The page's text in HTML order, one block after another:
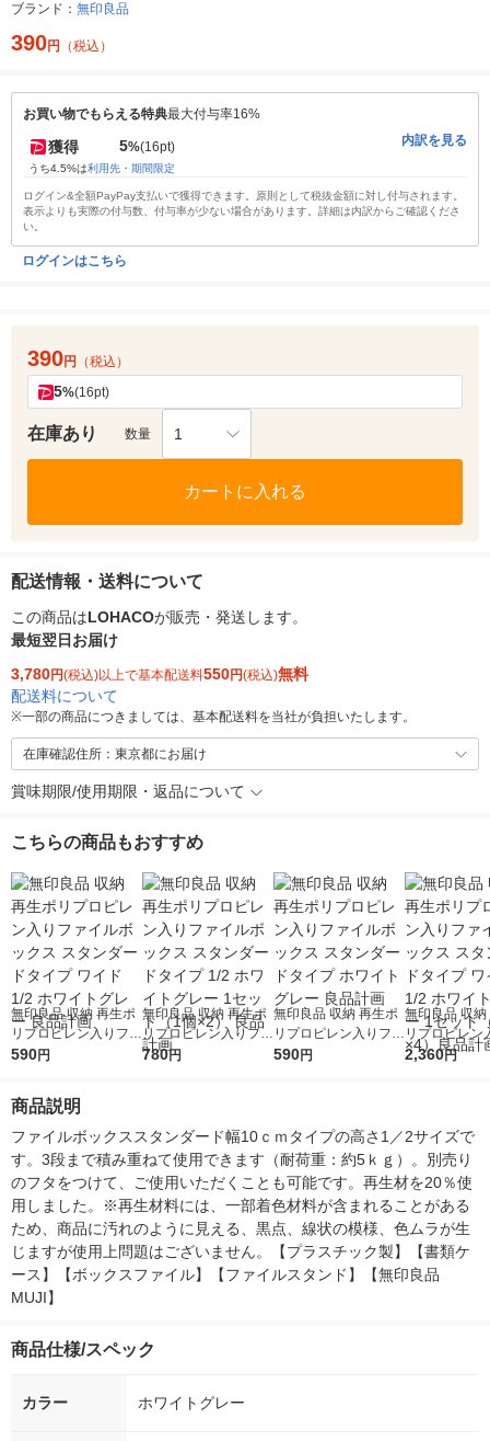
ブランド： 無印良品
390円 （税込）
お買い物でもらえる特典最大付与率16%
獲得 5%(16pt)
うち4.5%は利用先・期間限定
内訳を見る
ログイン&全額PayPay支払いで獲得できます。原則として税抜金額に対し付与されます。
表示よりも実際の付与数、付与率が少ない場合があります。詳細は内訳からご確認くださ
い。
ログインはこちら
390円 （税込）
5%(16pt)
在庫あり 数量 1
カートに入れる
配送情報・送料について
この商品はLOHACOが販売・発送します。
最短翌日お届け
3,780円(税込)以上で基本配送料550円(税込)無料
配送料について
※一部の商品につきましては、基本配送料を当社が負担いたします。
在庫確認住所：東京都にお届け
賞味期限/使用期限・返品について
こちらの商品もおすすめ
無印良品 収納 再生ポ
リプロピレン入りファ
イルボックス スタン
品計画
590円
無印良品 収納 再生ポ
リプロピレン入りファ
イルボックス スタン
780円
無印良品 収納 再生ポ
リプロピレン入りファ
イルボックス スタン
590円
無印良品 収納
リプロピレン
イルボックス
計画
2,360円
商品説明
ファイルボックススタンダード幅10ｃｍタイプの高さ1／2サイズで
す。3段まで積み重ねて使用できます（耐荷重：約5ｋｇ）。別売り
のフタをつけて、ご使用いただくことも可能です。再生材を20％使
用しました。※再生材料には、一部着色材料が含まれることがある
ため、商品に汚れのように見える、黒点、線状の模様、色ムラが生
じますが使用上問題はございません。【プラスチック製】【書類ケ
ース】【ボックスファイル】【ファイルスタンド】【無印良品
MUJI】
商品仕様/スペック
カラー ホワイトグレー